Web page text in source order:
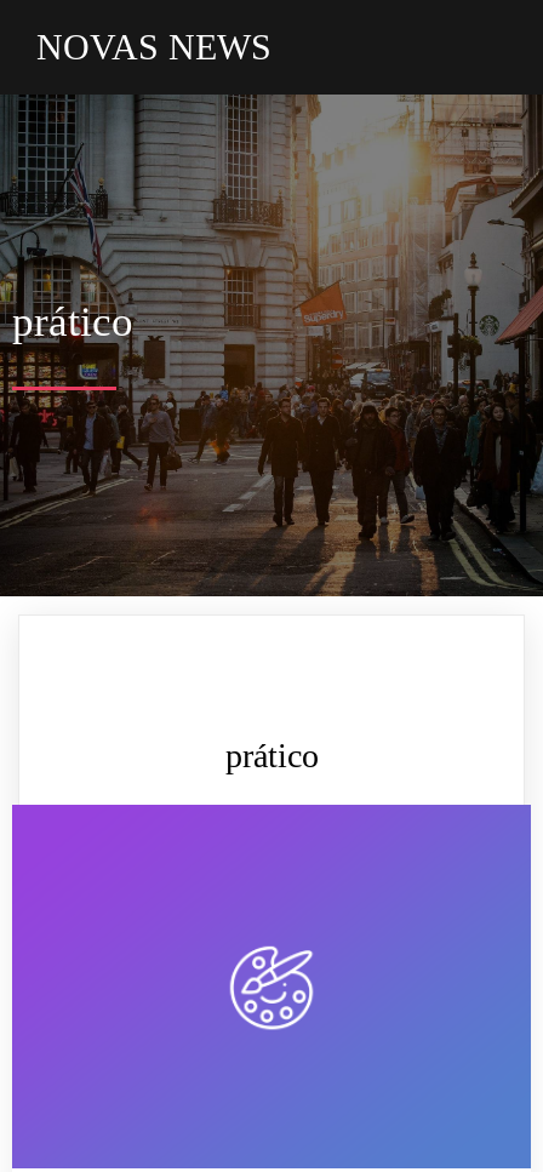
NOVAS NEWS
prático
prático